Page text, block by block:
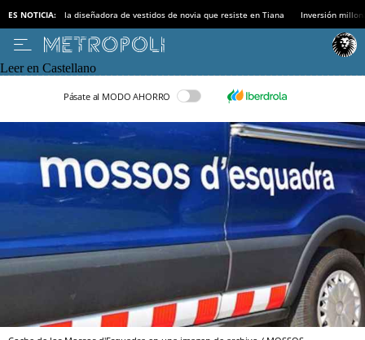
ES NOTICIA: la diseñadora de vestidos de novia que resiste en Tiana Inversión
Leer en Castellano
Pásate al MODO AHORRO